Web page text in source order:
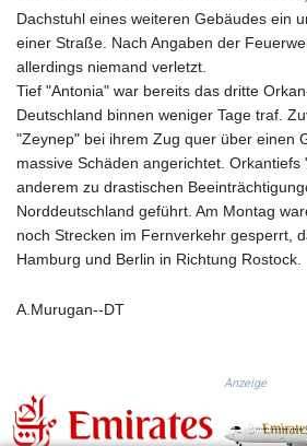
KMF
KRW
KYD
KZT
LAK
LBP
LKR
LRD
LSL
MDL
MKD
Dachstuhl eines weiteren Gebäudes ein
einer Straße. Nach Angaben der
allerdings niemand verletzt.
Tief "Antonia" war bereits das dritte
Deutschland binnen weniger Tage traf.
"Zeynep" bei ihrem Zug quer über einen
massive Schäden angerichtet.
anderem zu drastischen
Norddeutschland geführt. Am Montag
noch Strecken im Fernverkehr gesperrt,
Hamburg und Berlin in Richtung Rostock.
A.Murugan--DT
Anzeige